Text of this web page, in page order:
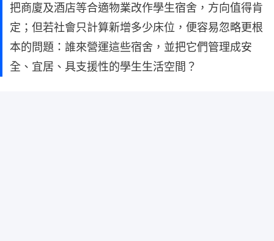
把商廈及酒店等合適物業改作學生宿舍，方向值得肯
定；但若社會只計算新增多少床位，便容易忽略更根
本的問題：誰來營運這些宿舍，並把它們管理成安
全、宜居、具支援性的學生生活空間？